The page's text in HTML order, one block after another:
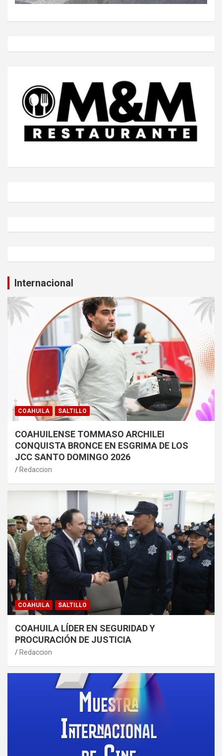
Internacional
COAHUILA SALTILLO
COAHUILENSE TOMMASO ARCHILEI
CONQUISTA BRONCE EN ESGRIMA DE LOS
JCC SANTO DOMINGO 2026
Redaccion
COAHUILA SALTILLO
COAHUILA LÍDER EN SEGURIDAD Y
PROCURACIÓN DE JUSTICIA
Redaccion